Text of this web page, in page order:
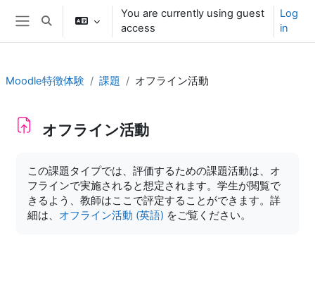
Skip to main content
Side panel
Toggle search input
You are currently using guest
access
Log
in
Moodle特徴体験 課題 オフライン活動
オフライン活動
この課題タイプでは、評価するための課題活動は、オ
フラインで実施されると想定されます。学生が閲覧で
きるよう、教師はここで評定することができます。詳
細は、 オフライン活動 (英語) をご覧ください。